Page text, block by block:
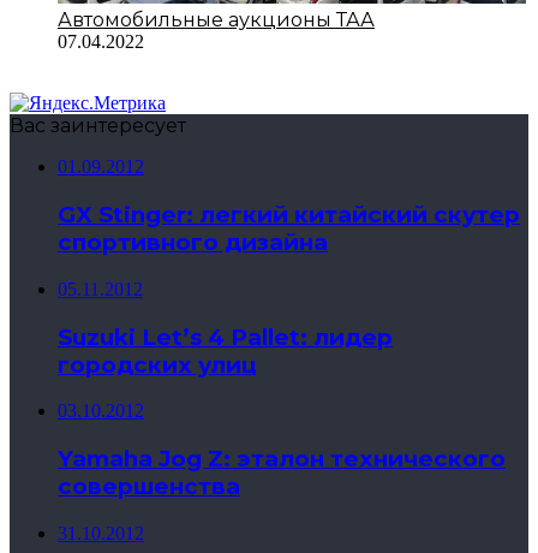
Автомобильные аукционы ТАА
07.04.2022
Вас заинтересует
01.09.2012
GX Stinger: легкий китайский скутер
спортивного дизайна
05.11.2012
Suzuki Let’s 4 Pallet: лидер
городских улиц
03.10.2012
Yamaha Jog Z: эталон технического
совершенства
31.10.2012